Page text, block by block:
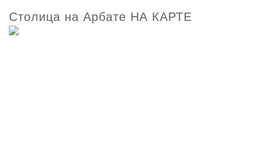
Столица на Арбате НА КАРТЕ